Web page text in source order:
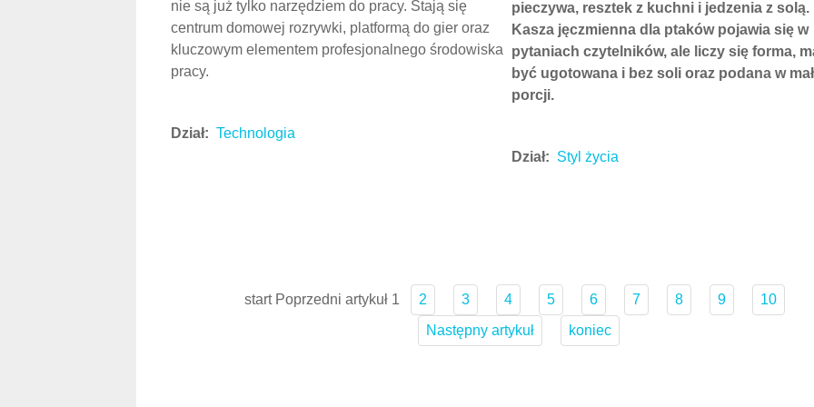
Nowoczesne monitory
komputerowe –
technologii wyświetlania
Kasza jęczmienna dla
ptaków zimą wraca do
karmników